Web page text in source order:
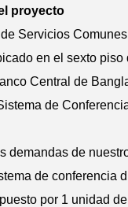
proyecto
Servicios
en el sexto piso
Central de
de
demandas de
de conferencia
por 1 unidad